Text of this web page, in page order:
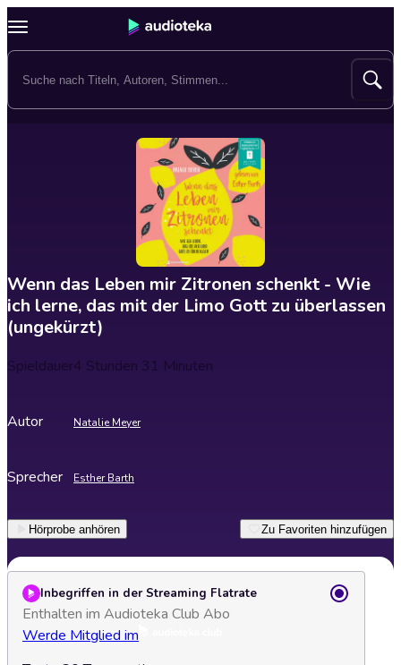
Wenn das Leben mir Zitronen schenkt - Wie
ich lerne, das mit der Limo Gott zu überlassen
(ungekürzt)
Spieldauer4 Stunden 31 Minuten
Autor Natalie Meyer
Sprecher Esther Barth
Hörprobe anhören Zu Favoriten hinzufügen
Inbegriffen in der Streaming Flatrate
Enthalten im Audioteka Club Abo
Werde Mitglied im